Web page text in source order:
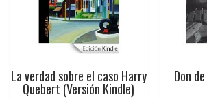
La verdad sobre el caso Harry
Quebert (Versión Kindle)
Don